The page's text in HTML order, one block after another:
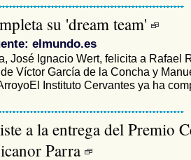
su 'dream team'
elmundo.es
José Ignacio Wert, felicita a Rafael
Víctor García de la Concha y
Instituto Cervantes ya ha
a la entrega del Premio
Parra